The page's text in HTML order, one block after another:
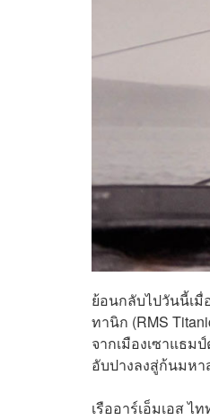
ย้อนกลับไปวันนี้เมื่
ทานิก (RMS
จากเมืองเซาแธม
อับปางลงสู่ก้นมห
เรืออาร์เอ็มเอส